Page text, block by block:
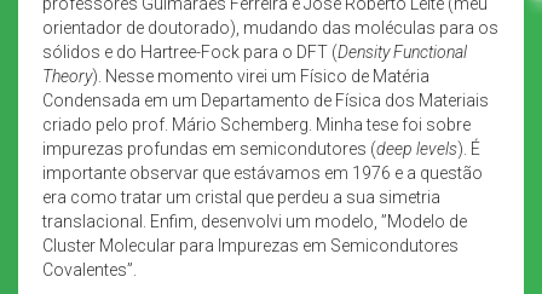
orientador de doutorado), mudando das moléculas para os
sólidos e do Hartree-Fock para o DFT (Density Functional
Theory). Nesse momento virei um Físico de Matéria
Condensada em um Departamento de Física dos Materiais
criado pelo prof. Mário Schemberg. Minha tese foi sobre
impurezas profundas em semicondutores (deep levels). É
importante observar que estávamos em 1976 e a questão
era como tratar um cristal que perdeu a sua simetria
translacional. Enfim, desenvolvi um modelo, ”Modelo de
Cluster Molecular para Impurezas em Semicondutores
Covalentes”.